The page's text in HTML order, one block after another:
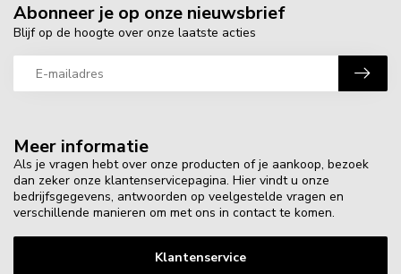
Meer informatie
Als je vragen hebt over onze producten of je aankoop, bezoek
dan zeker onze klantenservicepagina. Hier vindt u onze
bedrijfsgegevens, antwoorden op veelgestelde vragen en
verschillende manieren om met ons in contact te komen.
Klantenservice
Abonneer je op onze nieuwsbrief
Blijf op de hoogte over onze laatste acties